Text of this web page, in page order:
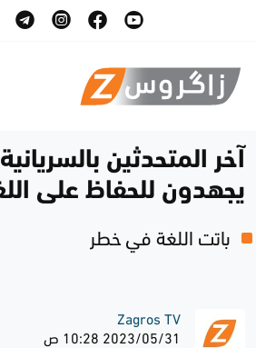
آخر المتحدثين
يجهدون للحفاظ على
باتت اللغة في خطر
Zagros TV
2023/05/31 10:28 ص